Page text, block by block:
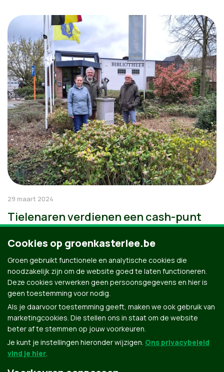
29 maart 2024
Tielenaren verdienen een cash-punt
Cookies op groenkasterlee.be
Groen gebruikt functionele en analytische cookies die
noodzakelijk zijn om de website goed te laten functioneren.
Deze cookies verwerken geen persoonsgegevens en hier is
geen toestemming voor nodig.
Als je daarvoor toestemming geeft, maken we ook gebruik van
marketingcookies. Die stellen ons in staat om de website
beter af te stemmen op jouw voorkeuren.
Je kunt je instellingen hieronder wijzigen. Ons privacybeleid
vind je hier.